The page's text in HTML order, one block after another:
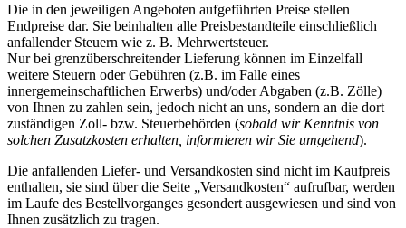
Die in den jeweiligen Angeboten aufgeführten Preise stellen
Endpreise dar. Sie beinhalten alle Preisbestandteile einschließlich
anfallender Steuern wie z. B. Mehrwertsteuer.
Nur bei grenzüberschreitender Lieferung können im Einzelfall
weitere Steuern oder Gebühren (z.B. im Falle eines
innergemeinschaftlichen Erwerbs) und/oder Abgaben (z.B. Zölle)
von Ihnen zu zahlen sein, jedoch nicht an uns, sondern an die dort
zuständigen Zoll- bzw. Steuerbehörden (sobald wir Kenntnis von
solchen Zusatzkosten erhalten, informieren wir Sie umgehend).
Die anfallenden Liefer- und Versandkosten sind nicht im Kaufpreis
enthalten, sie sind über die Seite „Versandkosten“ aufrufbar, werden
im Laufe des Bestellvorganges gesondert ausgewiesen und sind von
Ihnen zusätzlich zu tragen.